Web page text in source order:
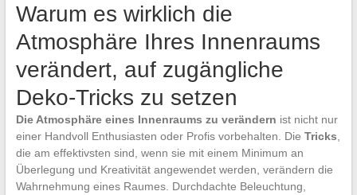
Warum es wirklich die
Atmosphäre Ihres Innenraums
verändert, auf zugängliche
Deko-Tricks zu setzen
Die Atmosphäre eines Innenraums zu verändern ist nicht nur
einer Handvoll Enthusiasten oder Profis vorbehalten. Die Tricks
die am effektivsten sind, wenn sie mit einem Minimum an
Überlegung und Kreativität angewendet werden, verändern die
Wahrnehmung eines Raumes. Durchdachte Beleuchtung,